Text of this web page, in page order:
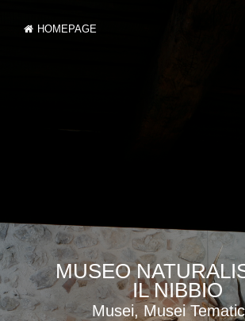
HOMEPAGE
MUSEO
IL NIBBIO
Musei, Musei